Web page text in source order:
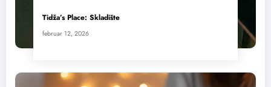
Tidža’s Place: Skladište
februar 12, 2026